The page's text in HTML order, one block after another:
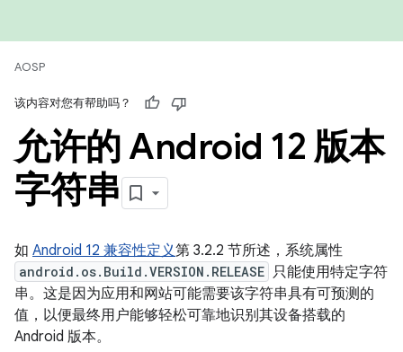
AOSP
该内容对您有帮助吗？
允许的 Android 12 版本
字符串
如 Android 12 兼容性定义第 3.2.2 节所述，系统属性
android.os.Build.VERSION.RELEASE 只能使用特定字符
串。这是因为应用和网站可能需要该字符串具有可预测的
值，以便最终用户能够轻松可靠地识别其设备搭载的
Android 版本。